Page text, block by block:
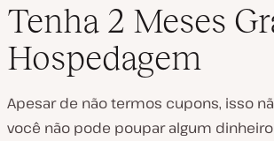
Tenha 2 Meses
Hospedagem
Apesar de não termos cupons, isso
você não pode poupar algum